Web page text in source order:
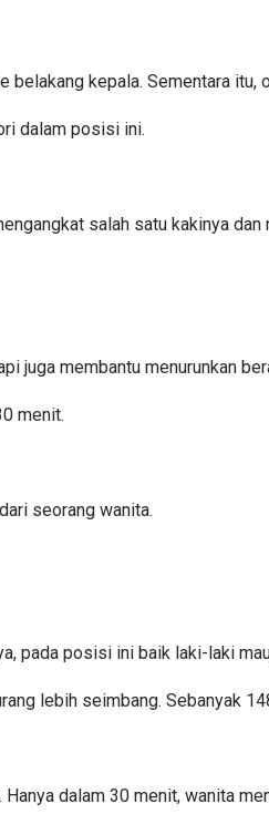
kepala. Sementara itu,
dalam posisi ini.
salah satu kakinya
juga membantu menurunkan
menit.
seorang wanita.
pada posisi ini baik laki-laki
lebih seimbang. Sebanyak
dalam 30 menit, wanita